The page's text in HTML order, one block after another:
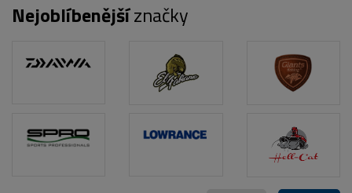
POPIS PRODUKTU FOTO (8)
Nejoblíbenějšíznačky